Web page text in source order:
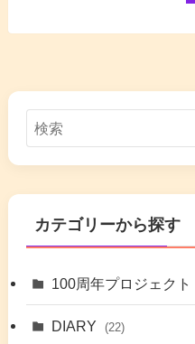
カテゴリーから探す
100周年プロジェクト
DIARY (22)